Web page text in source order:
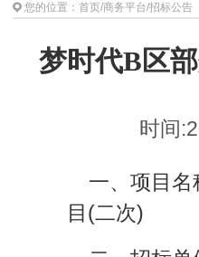
您的位置： 首页/商务平台/招标公告
梦时代B区
时间
一、项目
目(二次)